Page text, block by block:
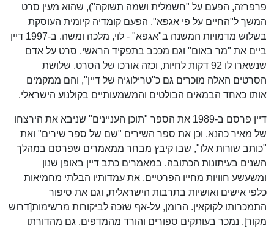
פרפרזה, הפעם על "חשמלית ושמה תשוקה"), שהוא מעין סרט
המשך ל"החיים על פי אגפא", הפעם קומדיה קיומית העוסקת
בשלוש מדמויות המשנה ב"אגפא" - לוי, מלכה ומשה. ב-1997 דיין
ביים את "מר באום" וגם מככב בתפקיד הראשי, סרט על אדם
שנשארו לו 92 דקות לחיות, וכזה אורכו של הסרט. שלושת
הסרטים האלה מוכרים גם כ"טרילוגיה של דיין", והם ממקמים
אותו כאחד הבמאים הבולטים והמשמעותיים בקולנוע הישראלי.
דיין פרסם ב-1989 את הספר "תוכן העניינים" שניבא את הירצחו
של מאיר כהנא, וכן את ספר השירים "שם של ספר שירים" ואת
"כותב שורות אלו", שבו קיבץ מבחר ממאמרים שפרסם במהלך
השנים בעיתונות הכתובה. במאמרים כתב דיין באופן שנון
ומשעשע חוויות מחייו הפרטיים, את עמדותיו הבלתי מחמיאות
כלפי אישים ואושיות בתרבות הישראלית, וגם את סיפור
התמכרותו לקוקאין. הרומן, על-אף שזכה לביקורות מרשימות[דרוש
מקור], נמכר בעותקים ספורים והורד מהמדפים. גם מהדורתו